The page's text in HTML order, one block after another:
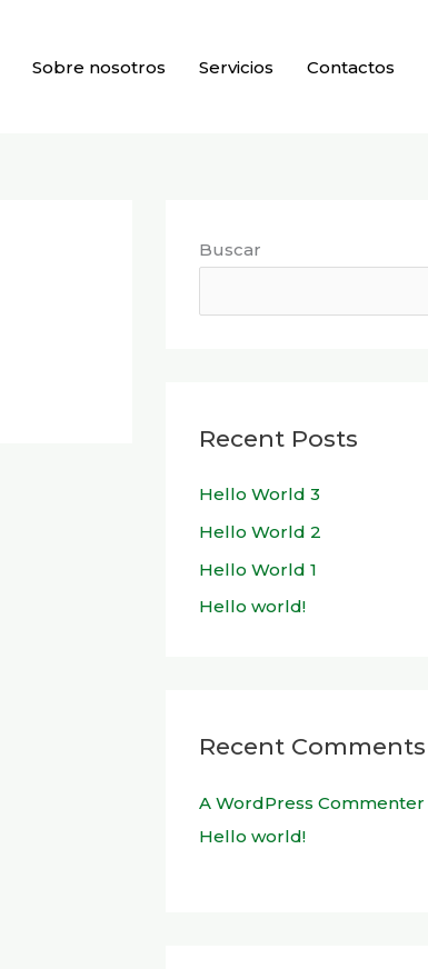
Sobre nosotros Servicios Contactos
Buscar
Recent Posts
Hello World 3
Hello World 2
Hello World 1
Hello world!
Recent Comments
A WordPress Commenter
Hello world!